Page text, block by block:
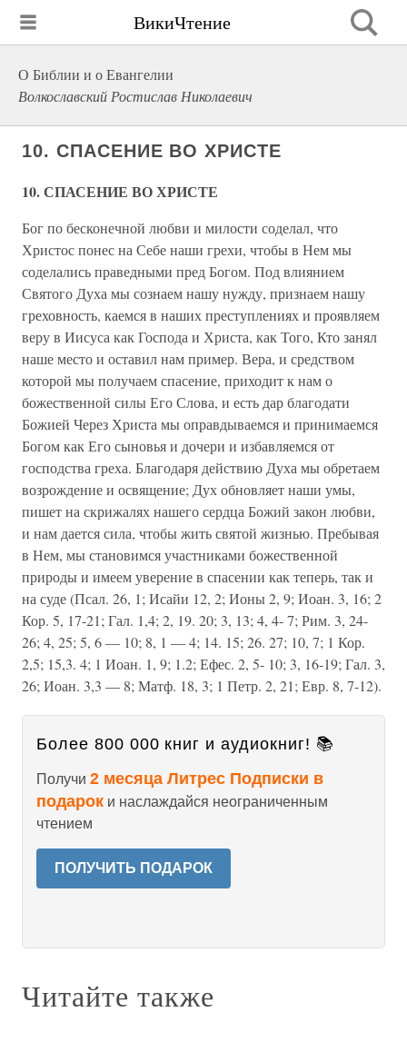
ВикиЧтение
О Библии и о Евангелии
Волкославский Ростислав Николаевич
10. СПАСЕНИЕ ВО ХРИСТЕ
10. СПАСЕНИЕ ВО ХРИСТЕ
Бог по бесконечной любви и милости соделал, что
Христос понес на Себе наши грехи, чтобы в Нем мы
соделались праведными пред Богом. Под влиянием
Святого Духа мы сознаем нашу нужду, признаем нашу
греховность, каемся в наших преступлениях и проявляем
веру в Иисуса как Господа и Христа, как Того, Кто занял
наше место и оставил нам пример. Вера, и средством
которой мы получаем спасение, приходит к нам о
божественной силы Его Слова, и есть дар благодати
Божией Через Христа мы оправдываемся и принимаемся
Богом как Его сыновья и дочери и избавляемся от
господства греха. Благодаря действию Духа мы обретаем
возрождение и освящение; Дух обновляет наши умы,
пишет на скрижалях нашего сердца Божий закон любви,
и нам дается сила, чтобы жить святой жизнью. Пребывая
в Нем, мы становимся участниками божественной
природы и имеем уверение в спасении как теперь, так и
на суде (Псал. 26, 1; Исайи 12, 2; Ионы 2, 9; Иоан. 3, 16; 2
Кор. 5, 17-21; Гал. 1,4; 2, 19. 20; 3, 13; 4, 4- 7; Рим. 3, 24-
26; 4, 25; 5, 6 — 10; 8, 1 — 4; 14. 15; 26. 27; 10, 7; 1 Кор.
2,5; 15,3. 4; 1 Иоан. 1, 9; 1.2; Ефес. 2, 5- 10; 3, 16-19; Гал. 3,
26; Иоан. 3,3 — 8; Матф. 18, 3; 1 Петр. 2, 21; Евр. 8, 7-12).
Более 800 000 книг и аудиокниг! 📚
Получи 2 месяца Литрес Подписки в
подарок и наслаждайся неограниченным
чтением
ПОЛУЧИТЬ ПОДАРОК
Читайте также